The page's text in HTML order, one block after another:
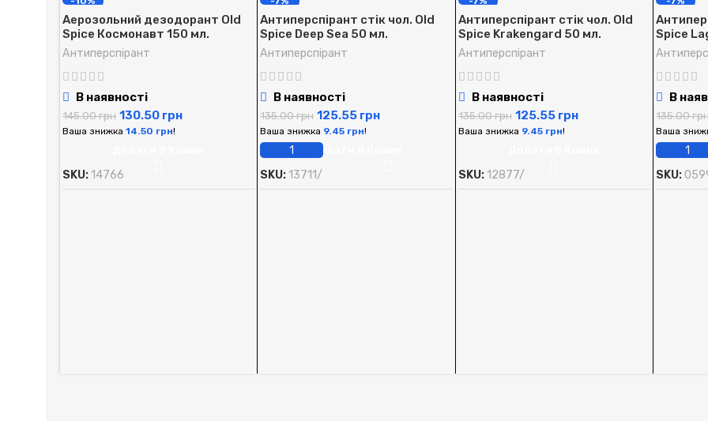
Аерозольний дезодорант Old
Spice Космонавт 150 мл.
Антиперспірант
В наявності
145.00грн 130.50 грн
Ваша знижка 14.50 грн!
SKU: 14766
Антиперспірант стік чол. Old
Spice Deep Sea 50 мл.
Антиперспірант
В наявності
135.00грн 125.55 грн
Ваша знижка 9.45 грн!
SKU: 13711/
Антиперспірант стік чол. Old
Spice Krakengard 50 мл.
Антиперспірант
В наявності
135.00грн 125.55 грн
Ваша знижка 9.45 грн!
SKU: 12877/
Spice
В
135.00
Ваша
SKU: